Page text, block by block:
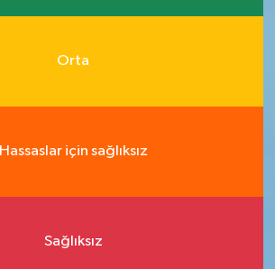
Orta
Hassaslar için sağlıksız
Sağlıksız